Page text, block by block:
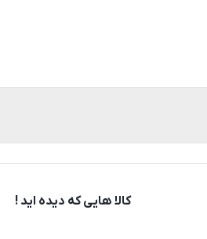
کالا هایی که دیده اید !